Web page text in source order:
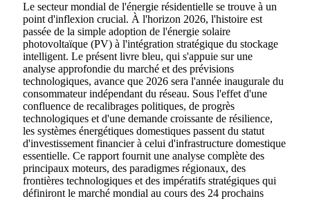
Le secteur mondial de l'énergie résidentielle se trouve à un
point d'inflexion crucial. À l'horizon 2026, l'histoire est
passée de la simple adoption de l'énergie solaire
photovoltaïque (PV) à l'intégration stratégique du stockage
intelligent. Le présent livre bleu, qui s'appuie sur une
analyse approfondie du marché et des prévisions
technologiques, avance que 2026 sera l'année inaugurale du
consommateur indépendant du réseau. Sous l'effet d'une
confluence de recalibrages politiques, de progrès
technologiques et d'une demande croissante de résilience,
les systèmes énergétiques domestiques passent du statut
d'investissement financier à celui d'infrastructure domestique
essentielle. Ce rapport fournit une analyse complète des
principaux moteurs, des paradigmes régionaux, des
frontières technologiques et des impératifs stratégiques qui
définiront le marché mondial au cours des 24 prochains